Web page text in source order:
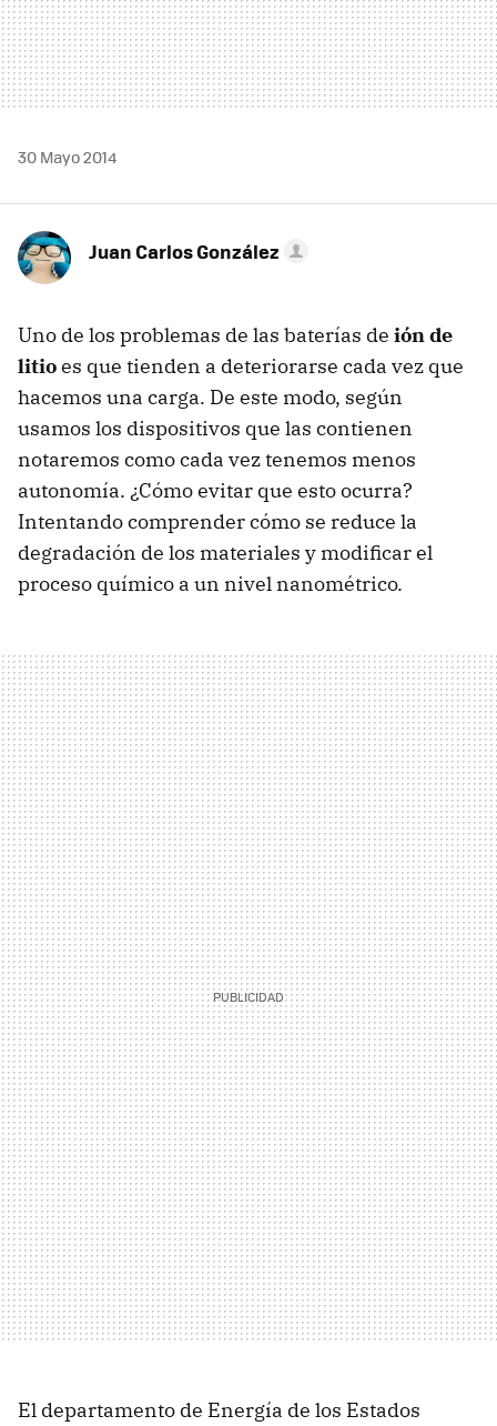
30 Mayo 2014
Juan Carlos González
Uno de los problemas de las baterías de ión de
litioes que tienden a deteriorarse cada vez que
hacemos una carga. De este modo, según
usamos los dispositivos que las contienen
notaremos como cada vez tenemos menos
autonomía. ¿Cómo evitar que esto ocurra?
Intentando comprender cómo se reduce la
degradación de los materiales y modificar el
proceso químico a un nivel nanométrico.
El departamento de Energía de los Estados